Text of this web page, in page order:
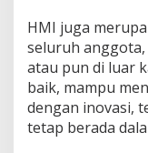
HMI juga
seluruh
atau pun di luar
baik, mampu
dengan inovasi,
tetap berada